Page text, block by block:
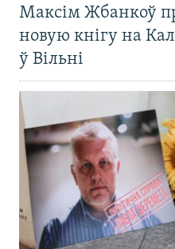
Максім Жбанкоў
новую кнігу на
ў Вільні